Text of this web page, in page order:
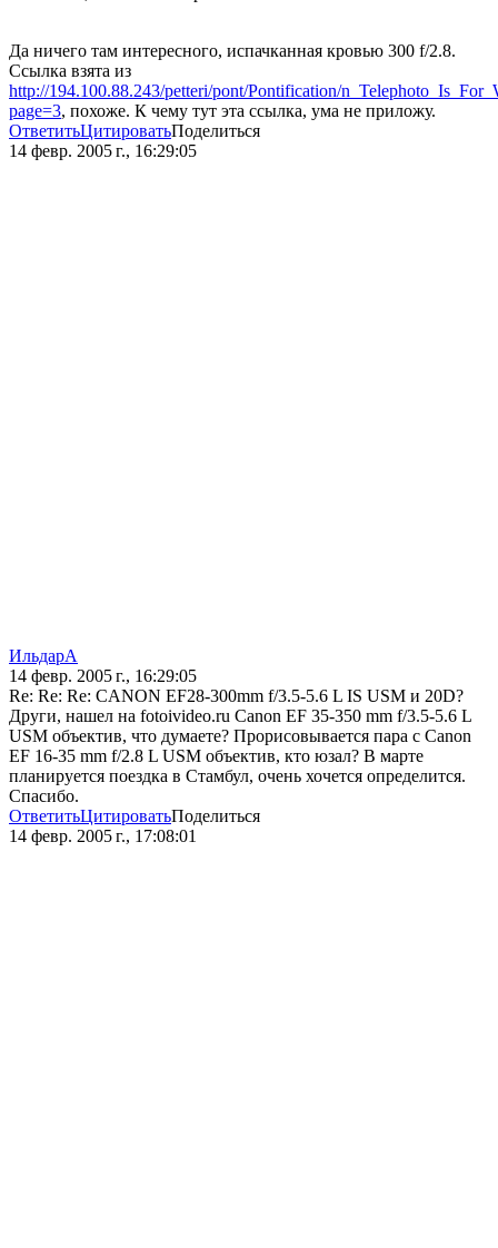
Да ничего там интересного, испачканная кровью 300 f/2.8.
Ссылка взята из
http://194.100.88.243/petteri/pont/Pontification/
page=3, похоже. К чему тут эта ссылка, ума не приложу.
ОтветитьЦитироватьПоделиться
14 февр. 2005 г., 16:29:05
ИльдарА
14 февр. 2005 г., 16:29:05
Re: Re: Re: CANON EF28-300mm f/3.5-5.6 L IS USM и 20D?
Други, нашел на fotoivideo.ru Canon EF 35-350 mm f/3.5-5.6 L
USM объектив, что думаете? Прорисовывается пара с Canon
EF 16-35 mm f/2.8 L USM объектив, кто юзал? В марте
планируется поездка в Стамбул, очень хочется определится.
Спасибо.
ОтветитьЦитироватьПоделиться
14 февр. 2005 г., 17:08:01